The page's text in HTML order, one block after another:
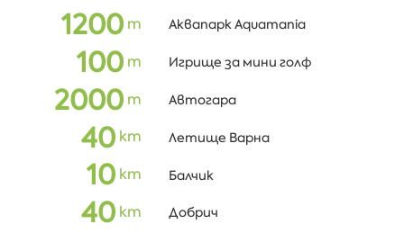
1200m Аквапарк Aquamania
100m Игрище за мини голф
2000m Автогара
40кm Летище Варна
10кm Балчик
40кm Добрич